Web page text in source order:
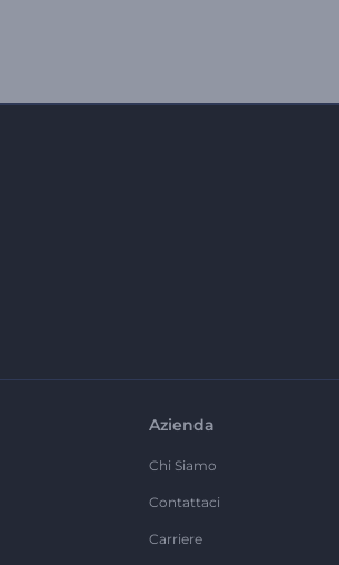
Azienda
Chi Siamo
Contattaci
Carriere